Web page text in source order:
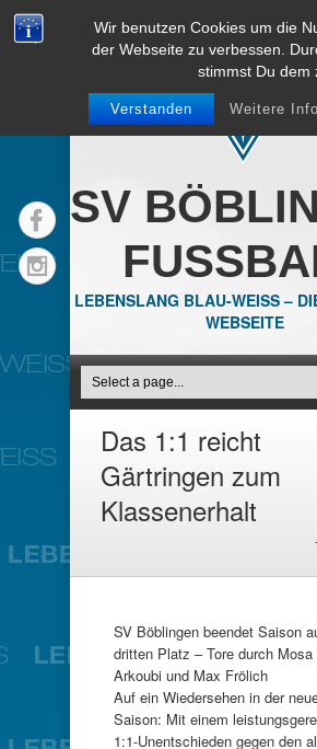
Wir benutzen Cookies um die
der Webseite zu verbessen.
stimmst Du dem
Verstanden Weitere
SV
LEBENSLANG BLAU-WEISS –
WEBSEITE
Das 1:1 reicht
Gärtringen zum
Klassenerhalt
SV Böblingen beendet Saison
dritten Platz – Tore durch Mosa
Arkoubi und Max Frölich
Auf ein Wiedersehen in der
Saison: Mit einem
1:1-Unentschieden gegen den